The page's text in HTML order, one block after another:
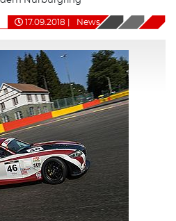
17.09.2018 News